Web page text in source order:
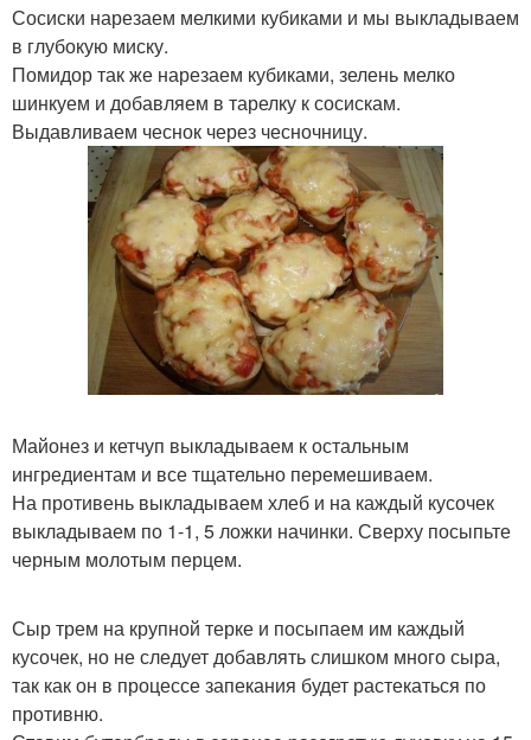
Сосиски нарезаем мелкими кубиками и мы выкладываем
в глубокую миску.
Помидор так же нарезаем кубиками, зелень мелко
шинкуем и добавляем в тарелку к сосискам.
Выдавливаем чеснок через чесночницу.
Майонез и кетчуп выкладываем к остальным
ингредиентам и все тщательно перемешиваем.
На противень выкладываем хлеб и на каждый кусочек
выкладываем по 1-1, 5 ложки начинки. Сверху посыпьте
черным молотым перцем.
Сыр трем на крупной терке и посыпаем им каждый
кусочек, но не следует добавлять слишком много сыра,
так как он в процессе запекания будет растекаться по
противню.